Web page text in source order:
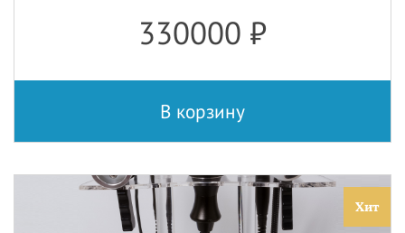
330000 ₽
В корзину
Хит